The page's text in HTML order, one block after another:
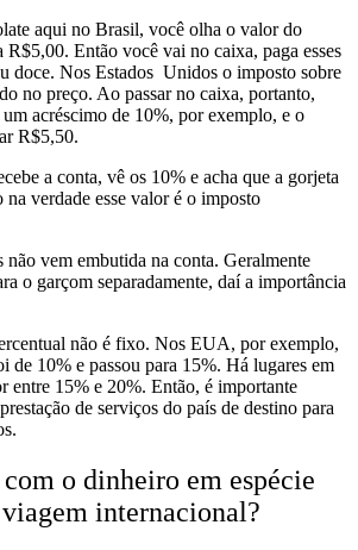
aqui no Brasil, você olha o valor do
R$5,00. Então você vai no caixa, paga esses
doce. Nos Estados Unidos o imposto sobre
no preço. Ao passar no caixa, portanto,
acréscimo de 10%, por exemplo, e o
R$5,50.
a conta, vê os 10% e acha que a gorjeta
na verdade esse valor é o imposto
não vem embutida na conta. Geralmente
o garçom separadamente, daí a importância
não é fixo. Nos EUA, por exemplo,
de 10% e passou para 15%. Há lugares em
entre 15% e 20%. Então, é importante
de serviços do país de destino para
o dinheiro em espécie
internacional?